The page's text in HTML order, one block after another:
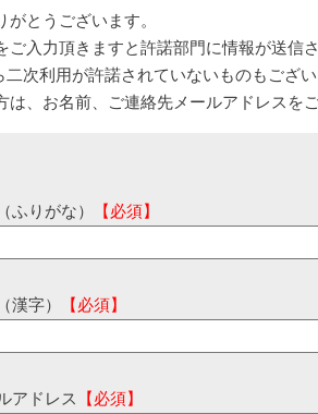
がとうございます。
ご入力頂きますと許諾部門に情報が送信
二次利用が許諾されていないものもござ
は、お名前、ご連絡先メールアドレスを
ふりがな） 【必須】
漢字） 【必須】
アドレス 【必須】